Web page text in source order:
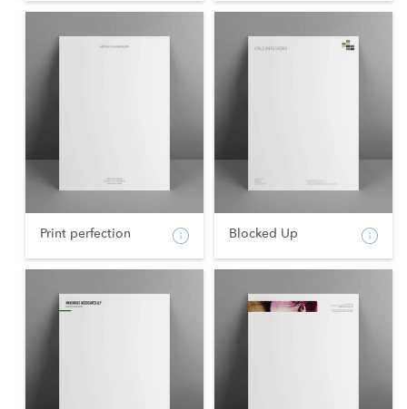
Print perfection Blocked Up